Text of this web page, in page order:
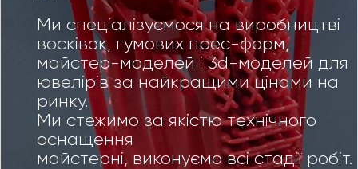
Ми спеціалізуємося на виробництві
восківок, гумових прес-форм,
майстер-моделей і 3d-моделей для
ювелірів за найкращими цінами на
ринку.
Ми стежимо за якістю технічного
оснащення
майстерні, виконуємо всі стадії робіт.